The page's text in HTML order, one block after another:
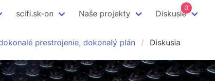
scifi.sk-on Naše projekty Diskusie
0
prestrojenie, dokonalý plán Diskusia